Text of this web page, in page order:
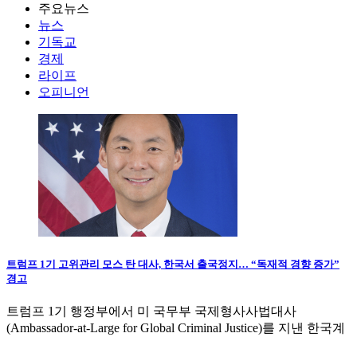
주요뉴스
뉴스
기독교
경제
라이프
오피니언
트럼프 1기 고위관리 모스 탄 대사, 한국서 출국정지… “독재적 경향 증가”
경고
트럼프 1기 행정부에서 미 국무부 국제형사사법대사
(Ambassador-at-Large for Global Criminal Justice)를 지낸 한국계